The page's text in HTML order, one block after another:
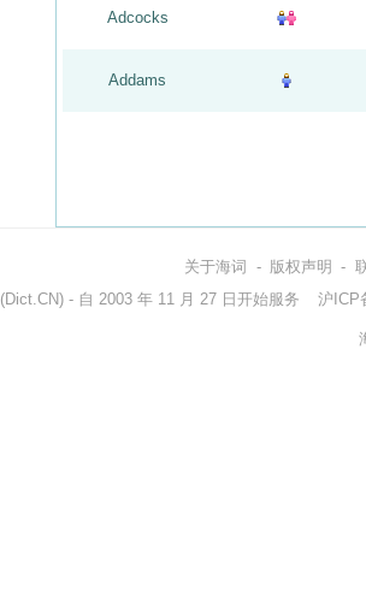
Adcocks
Addams
关于海词 - 版权声明 -
(Dict.CN) - 自 2003 年 11 月 27 日开始服务 沪ICP